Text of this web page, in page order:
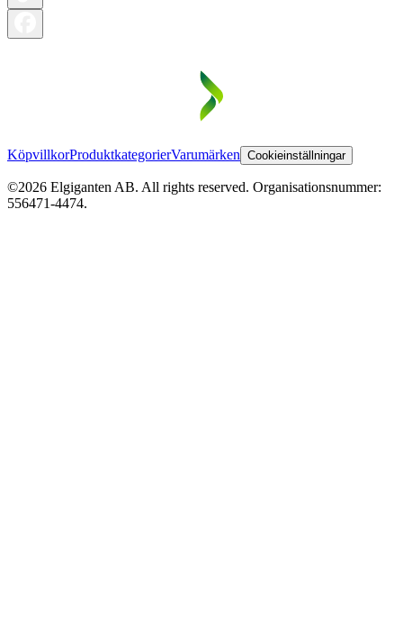
KöpvillkorProduktkategorierVarumärken Cookieinställningar
©2026 Elgiganten AB. All rights reserved. Organisationsnummer:
556471-4474.